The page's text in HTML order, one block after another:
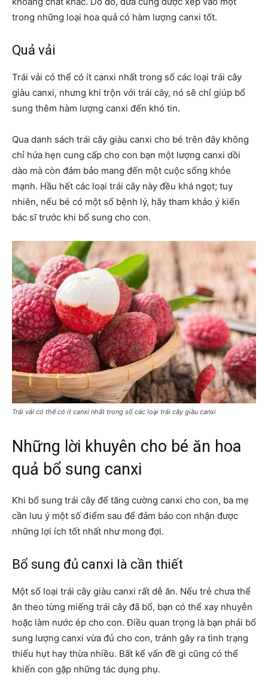
trong những loại hoa quả có hàm lượng canxi tốt.
Quả vải
Trái vải có thể có ít canxi nhất trong số các loại trái cây
giàu canxi, nhưng khi trộn với trái cây, nó sẽ chỉ giúp bổ
sung thêm hàm lượng canxi đến khó tin.
Qua danh sách trái cây giàu canxi cho bé trên đây không
chỉ hứa hẹn cung cấp cho con bạn một lượng canxi dồi
dào mà còn đảm bảo mang đến một cuộc sống khỏe
mạnh. Hầu hết các loại trái cây này đều khá ngọt; tuy
nhiên, nếu bé có một số bệnh lý, hãy tham khảo ý kiến
bác sĩ trước khi bổ sung cho con.
Trái vải có thể có ít canxi nhất trong số các loại trái cây giàu canxi
Những lời khuyên cho bé ăn hoa
quả bổ sung canxi
Khi bổ sung trái cây để tăng cường canxi cho con, ba mẹ
cần lưu ý một số điểm sau để đảm bảo con nhận được
những lợi ích tốt nhất như mong đợi.
Bổ sung đủ canxi là cần thiết
Một số loại trái cây giàu canxi rất dễ ăn. Nếu trẻ chưa thể
ăn theo từng miếng trái cây đã bổ, bạn có thể xay nhuyễn
hoặc làm nước ép cho con. Điều quan trọng là bạn phải bổ
sung lượng canxi vừa đủ cho con, tránh gây ra tình trạng
thiếu hụt hay thừa nhiều. Bất kể vấn đề gì cũng có thể
khiến con gặp những tác dụng phụ.